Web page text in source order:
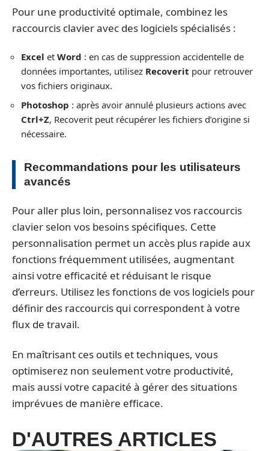
Pour une productivité optimale, combinez les
raccourcis clavier avec des logiciels spécialisés :
Excel et Word : en cas de suppression accidentelle de
données importantes, utilisez Recoverit pour retrouver
vos fichiers originaux.
Photoshop : après avoir annulé plusieurs actions avec
Ctrl+Z, Recoverit peut récupérer les fichiers d’origine si
nécessaire.
Recommandations pour les utilisateurs
avancés
Pour aller plus loin, personnalisez vos raccourcis
clavier selon vos besoins spécifiques. Cette
personnalisation permet un accès plus rapide aux
fonctions fréquemment utilisées, augmentant
ainsi votre efficacité et réduisant le risque
d’erreurs. Utilisez les fonctions de vos logiciels pour
définir des raccourcis qui correspondent à votre
flux de travail.
En maîtrisant ces outils et techniques, vous
optimiserez non seulement votre productivité,
mais aussi votre capacité à gérer des situations
imprévues de manière efficace.
D'AUTRES ARTICLES